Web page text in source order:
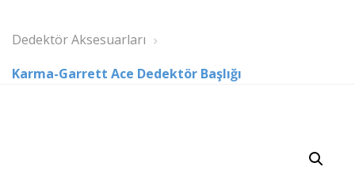
Dedektör Aksesuarları
Karma-Garrett Ace Dedektör Başlığı